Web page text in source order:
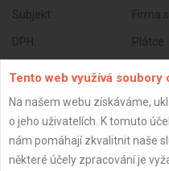
Subjekt: Firma
DPH: Plátce
Datum registrace:
Dostupnost:
Tento web využívá soubory
Na našem webu získáváme,
o jeho uživatelích. K tomuto
nám pomáhají zkvalitnit naše
některé účely zpracování je